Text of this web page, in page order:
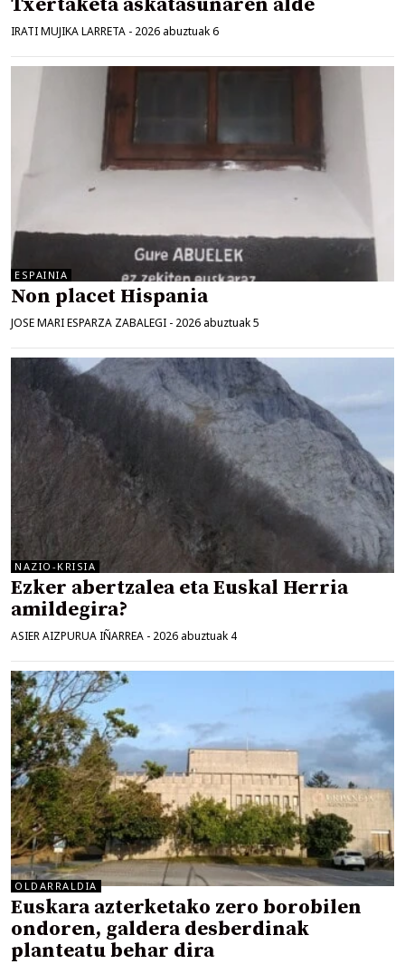
Txertaketa askatasunaren alde
IRATI MUJIKA LARRETA - 2026 abuztuak 6
ESPAINIA
Non placet Hispania
JOSE MARI ESPARZA ZABALEGI - 2026 abuztuak 5
NAZIO-KRISIA
Ezker abertzalea eta Euskal Herria
amildegira?
ASIER AIZPURUA IÑARREA - 2026 abuztuak 4
OLDARRALDIA
Euskara azterketako zero borobilen
ondoren, galdera desberdinak
planteatu behar dira